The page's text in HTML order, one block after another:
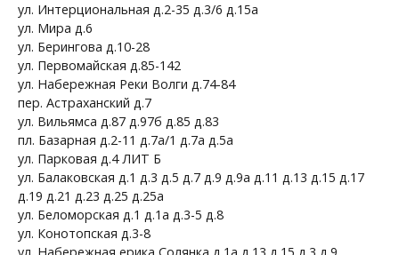
ул. Интерциональная д.2-35 д.3/6 д.15а
ул. Мира д.6
ул. Берингова д.10-28
ул. Первомайская д.85-142
ул. Набережная Реки Волги д.74-84
пер. Астраханский д.7
ул. Вильямса д.87 д.97б д.85 д.83
пл. Базарная д.2-11 д.7а/1 д.7а д.5а
ул. Парковая д.4 ЛИТ Б
ул. Балаковская д.1 д.3 д.5 д.7 д.9 д.9а д.11 д.13 д.15 д.17
д.19 д.21 д.23 д.25 д.25а
ул. Беломорская д.1 д.1а д.3-5 д.8
ул. Конотопская д.3-8